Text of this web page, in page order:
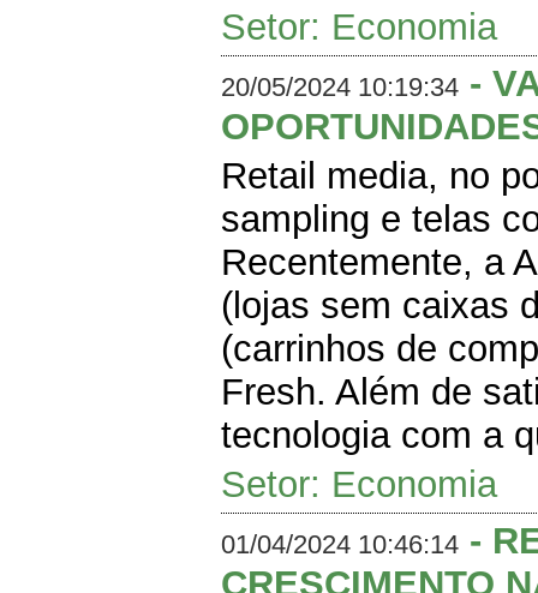
Setor: Economia
20/05/2024 10:19:34 -
Retail media, no
sampling e telas
Recentemente, a
(lojas sem caixas
(carrinhos de
Fresh. Além de
tecnologia com a
Setor: Economia
01/04/2024 10:46:14 -
CRESCIMENTO